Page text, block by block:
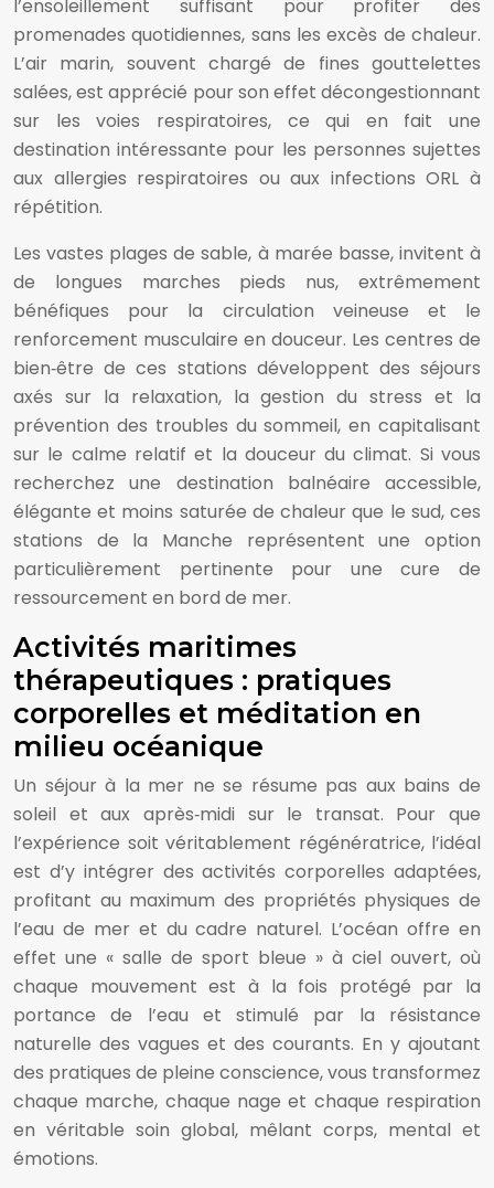
l’ensoleillement suffisant pour profiter des
promenades quotidiennes, sans les excès de chaleur.
L’air marin, souvent chargé de fines gouttelettes
salées, est apprécié pour son effet décongestionnant
sur les voies respiratoires, ce qui en fait une
destination intéressante pour les personnes sujettes
aux allergies respiratoires ou aux infections ORL à
répétition.
Les vastes plages de sable, à marée basse, invitent à
de longues marches pieds nus, extrêmement
bénéfiques pour la circulation veineuse et le
renforcement musculaire en douceur. Les centres de
bien‑être de ces stations développent des séjours
axés sur la relaxation, la gestion du stress et la
prévention des troubles du sommeil, en capitalisant
sur le calme relatif et la douceur du climat. Si vous
recherchez une destination balnéaire accessible,
élégante et moins saturée de chaleur que le sud, ces
stations de la Manche représentent une option
particulièrement pertinente pour une cure de
ressourcement en bord de mer.
Activités maritimes
thérapeutiques : pratiques
corporelles et méditation en
milieu océanique
Un séjour à la mer ne se résume pas aux bains de
soleil et aux après‑midi sur le transat. Pour que
l’expérience soit véritablement régénératrice, l’idéal
est d’y intégrer des activités corporelles adaptées,
profitant au maximum des propriétés physiques de
l’eau de mer et du cadre naturel. L’océan offre en
effet une « salle de sport bleue » à ciel ouvert, où
chaque mouvement est à la fois protégé par la
portance de l’eau et stimulé par la résistance
naturelle des vagues et des courants. En y ajoutant
des pratiques de pleine conscience, vous transformez
chaque marche, chaque nage et chaque respiration
en véritable soin global, mêlant corps, mental et
émotions.